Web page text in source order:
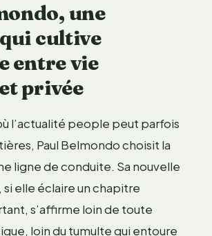
une
cultive
entre vie
privée
l’actualité people peut parfois
Paul Belmondo choisit la
ligne de conduite. Sa nouvelle
si elle éclaire un chapitre
s’affirme loin de toute
loin du tumulte qui entoure